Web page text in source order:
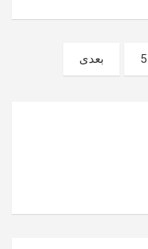
5 بعدی